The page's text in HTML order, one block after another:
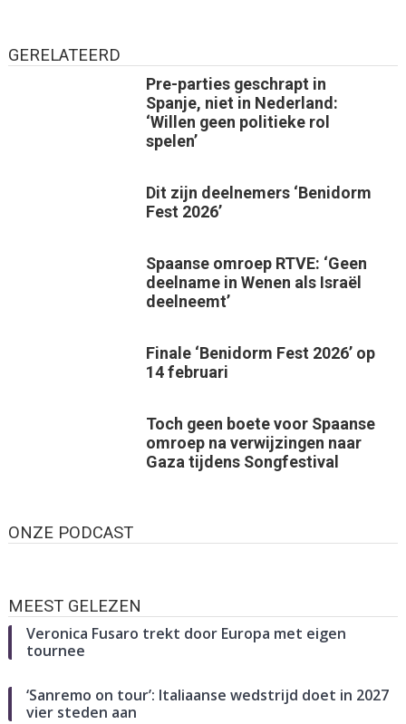
GERELATEERD
Pre-parties geschrapt in
Spanje, niet in Nederland:
‘Willen geen politieke rol
spelen’
Dit zijn deelnemers ‘Benidorm
Fest 2026’
Spaanse omroep RTVE: ‘Geen
deelname in Wenen als Israël
deelneemt’
Finale ‘Benidorm Fest 2026’ op
14 februari
Toch geen boete voor Spaanse
omroep na verwijzingen naar
Gaza tijdens Songfestival
ONZE PODCAST
MEEST GELEZEN
Veronica Fusaro trekt door Europa met eigen
tournee
‘Sanremo on tour’: Italiaanse wedstrijd doet in 2027
vier steden aan